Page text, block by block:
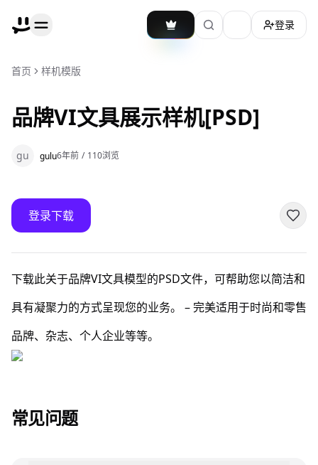
加载主题切换
登录
首页 样机模版
品牌VI文具展示样机[PSD]
gu gulu6年前 / 110浏览
登录下载
下载此关于品牌VI文具模型的PSD文件，可帮助您以简洁和
具有凝聚力的方式呈现您的业务。 – 完美适用于时尚和零售
品牌、杂志、个人企业等等。
常见问题